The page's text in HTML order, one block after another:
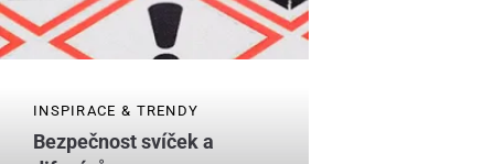
INSPIRACE & TRENDY
Bezpečnost svíček a